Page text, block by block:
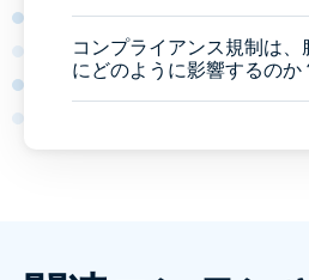
コンプライアンス規制は
にどのように影響するのか